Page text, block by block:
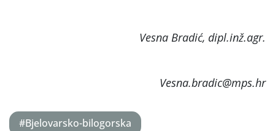
Vesna Bradić, dipl.inž.agr.
Vesna.bradic@mps.hr
#Bjelovarsko-bilogorska